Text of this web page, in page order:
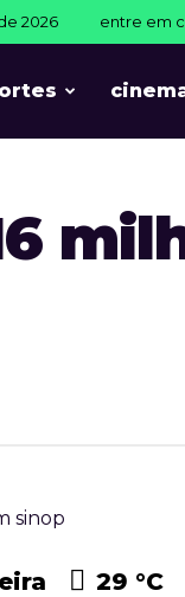
2026 entre em
sinop
29 °C